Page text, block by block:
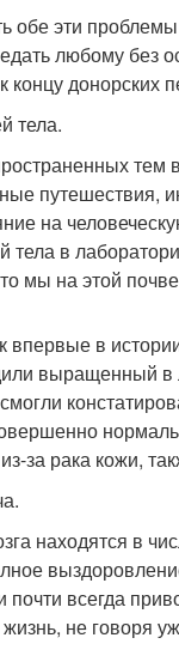
обе эти
любому без
концу
тела.
путешествия,
на
тела в
мы на этой
впервые в
выращенный в
за рака кожи,
находятся в
почти всегда
не говоря